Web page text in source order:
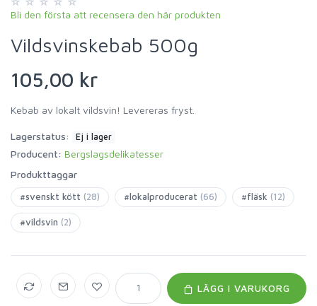
Bli den första att recensera den här produkten
Vildsvinskebab 500g
105,00 kr
Kebab av lokalt vildsvin! Levereras fryst.
Lagerstatus: Ej i lager
Producent: Bergslagsdelikatesser
Produkttaggar
#svenskt kött (28) #lokalproducerat (66) #fläsk (12)
#vildsvin (2)
LÄGG I VARUKORG